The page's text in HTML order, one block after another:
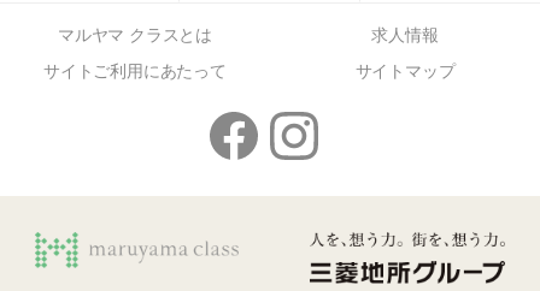
マルヤマ クラスとは
求人情報
サイトご利用にあたって
サイトマップ